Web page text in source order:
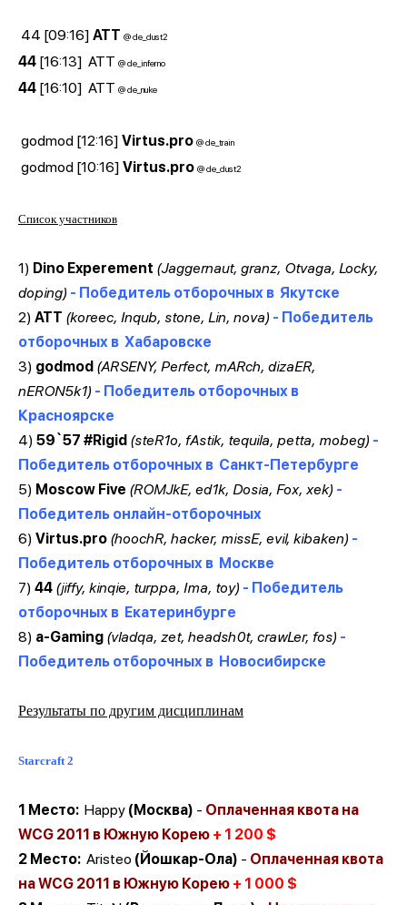
44 [09:16] ATT @ de_dust2
44 [16:13] ATT @ de_inferno
44 [16:10] ATT @ de_nuke
godmod [12:16] Virtus.pro @ de_train
godmod [10:16] Virtus.pro @ de_dust2
Список участников
1) Dino Experement (Jaggernaut, granz, Otvaga, Locky,
doping) - Победитель отборочных в Якутске
2) ATT (koreec, Inqub, stone, Lin, nova) - Победитель
отборочных в Хабаровске
3) godmod (ARSENY, Perfect, mARch, dizaER,
nERON5k1) - Победитель отборочных в
Красноярске
4) 59`57 #Rigid (steR1o, fAstik, tequila, petta, mobeg) -
Победитель отборочных в Санкт-Петербурге
5) Moscow Five (ROMJkE, ed1k, Dosia, Fox, xek) -
Победитель онлайн-отборочных
6) Virtus.pro (hoochR, hacker, missE, evil, kibaken) -
Победитель отборочных в Москве
7) 44 (jiffy, kinqie, turppa, Ima, toy) - Победитель
отборочных в Екатеринбурге
8) a-Gaming (vladqa, zet, headsh0t, crawLer, fos) -
Победитель отборочных в Новосибирске
Результаты по другим дисциплинам
Starcraft 2
1 Место: Happy (Москва) - Оплаченная квота на
WCG 2011 в Южную Корею + 1 200 $
2 Место: Aristeo (Йошкар-Ола) - Оплаченная квота
на WCG 2011 в Южную Корею + 1 000 $